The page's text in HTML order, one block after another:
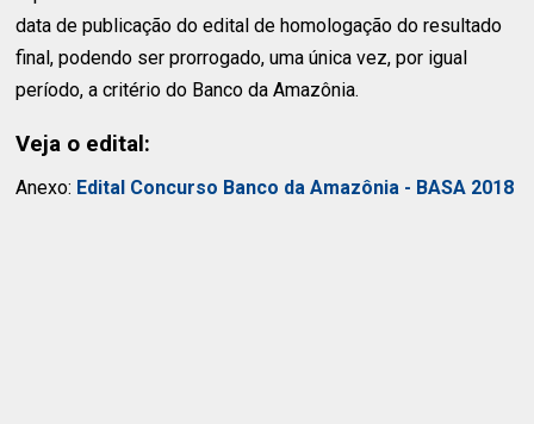
data de publicação do edital de homologação do resultado
final, podendo ser prorrogado, uma única vez, por igual
período, a critério do Banco da Amazônia.
Veja o edital:
Anexo: Edital Concurso Banco da Amazônia - BASA 2018